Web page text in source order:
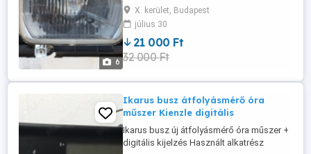
6
435 stb. H4 HC R Made in Germany Ikarus
busz relikviák Ikarus retro Ikarus busz bus
2 Ikarus típusokhoz 26 stb. Szállítás
átvétel:személyes BP.ker. vagy MPL posta
X. kerület, Budapest
július 30
21 000 Ft
32 000 Ft
Ikarus busz átfolyásmérő óra
műszer Kienzle digitális
Ikarus busz új átfolyásmérő óra műszer +
digitális kijelzés Használt alkatrész